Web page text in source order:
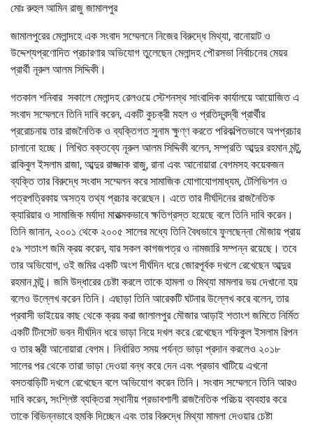
মোঃ রুহুল আমিন রাজু জামালপুর
জামালপুরের মেলান্দহে এক সংবাদ সম্মেলনে নিজের বিরুদ্ধে মিথ্যা, বানোয়াট ও
উদ্দেশ্যপ্রণোদিত প্রচারণার অভিযোগ তুলেছেন মেলান্দহ পৌরসভা নির্বাচনের মেয়র
প্রার্থী নূরুল আলম সিদ্দিকী।
গতকাল শনিবার সকালে মেলান্দহ রেলওয়ে স্টেশনস্থ সাংবাদিক কার্যালয়ে আয়োজিত এ
সংবাদ সম্মেলনে তিনি দাবি করেন, একটি কুচক্রী মহল ও প্রতিদ্বন্দ্বী প্রার্থীর
প্ররোচনায় তার রাজনৈতিক ও ব্যক্তিগত সুনাম ক্ষুণ্ণ করতে পরিকল্পিতভাবে অপপ্রচার
চালানো হচ্ছে। লিখিত বক্তব্যে নূরুল আলম সিদ্দিকী বলেন, সম্প্রতি আব্দুর রহমান মন্টু,
রাকিবুল ইসলাম রাজা, আব্দুর রাজ্জাক রাজু, রানা এবং আনোয়ারা বেগমসহ কয়েকজন
ব্যক্তি তার বিরুদ্ধে সংবাদ সম্মেলন করে সামাজিক যোগাযোগমাধ্যম, টেলিভিশন ও
পত্রপত্রিকায় অসত্য তথ্য প্রচার করেছেন। এতে তার দীর্ঘদিনের রাজনৈতিক
ক্যারিয়ার ও সামাজিক মর্যাদা মারাত্মকভাবে ক্ষতিগ্রস্ত হয়েছে বলে তিনি দাবি করেন।
তিনি জানান, ২০০১ থেকে ২০০৫ সালের মধ্যে তিনি বৈধভাবে ফুলছেন্না মৌজায় প্রায়
৫৯ শতাংশ জমি ক্রয় করেন, যার সকল কাগজপত্র ও নামজারি সম্পন্ন রয়েছে। তবে
তার অভিযোগ, ওই জমির একটি অংশ দীর্ঘদিন ধরে জোরপূর্বক দখলে রেখেছেন আব্দুর
রহমান মন্টু। জমি উদ্ধারের চেষ্টা করলে তাকে হামলা ও মিথ্যা মামলার ভয় দেখানো হয়
বলেও উল্লেখ করেন তিনি। এছাড়া তিনি আরেকটি ঘটনার উল্লেখ করে বলেন, তার
প্রবাসী ভাইয়ের কাছ থেকে ক্রয় করা জালালপুর মৌজার আড়াই শতাংশ জমিতে নির্মিত
একটি টিনসেট ভবন দীর্ঘদিন ধরে ভাড়া নিয়ে দখল করে রেখেছেন শফিকুল ইসলাম রিপন
ও তার স্ত্রী আনোয়ারা বেগম। নির্ধারিত সময় পর্যন্ত ভাড়া প্রদান করলেও ২০১৮
সালের পর থেকে তারা ভাড়া দেওয়া বন্ধ করে দেন এবং প্রভাব খাটিয়ে এখনো
বসতবাড়িটি দখলে রেখেছেন বলে অভিযোগ করেন তিনি। সংবাদ সম্মেলনে তিনি আরও
দাবি করেন, সংশ্লিষ্ট ব্যক্তিরা স্থানীয় প্রভাবশালী রাজনৈতিক পরিচয় ব্যবহার করে
তাকে বিভিন্নভাবে হুমকি দিচ্ছেন এবং তার বিরুদ্ধে মিথ্যা মামলা দেওয়ার চেষ্টা